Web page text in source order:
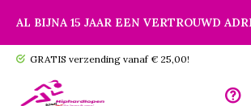
AL BIJNA 15 JAAR EEN VERTROUWD
GRATIS verzending vanaf € 25,00!